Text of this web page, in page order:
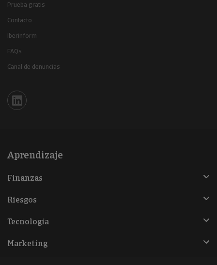
Prueba gratis
Contacto
Iberinform
FAQs
Canal de denuncias
Iberinform en Linkedin
Aprendizaje
Finanzas
Riesgos
Tecnología
Marketing